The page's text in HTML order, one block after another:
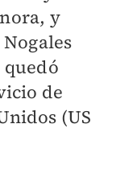
y
de
(US